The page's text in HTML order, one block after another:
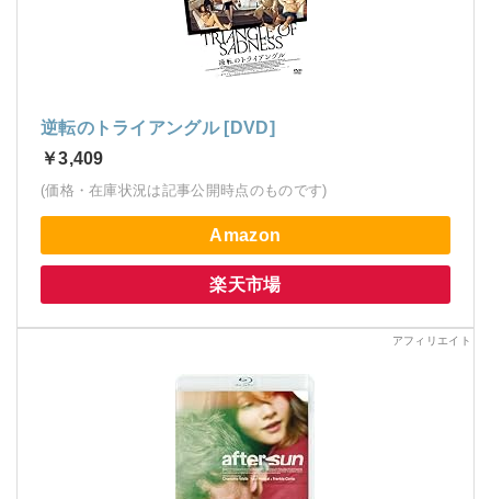
逆転のトライアングル [DVD]
￥3,409
(価格・在庫状況は記事公開時点のものです)
Amazon
楽天市場